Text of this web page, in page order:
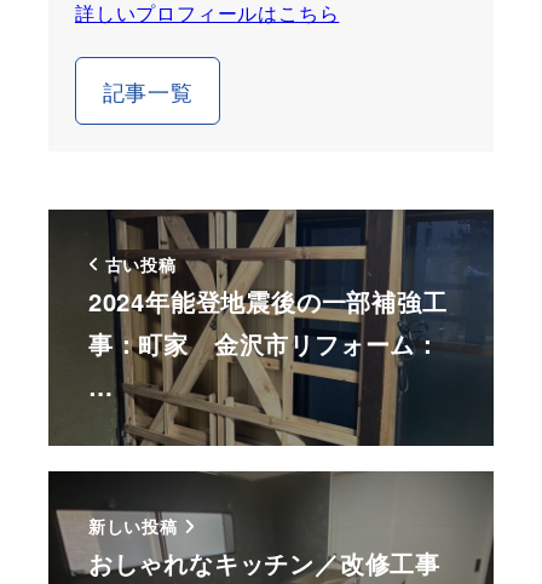
詳しいプロフィールはこちら
記事一覧
古い投稿
2024年能登地震後の一部補強工
事：町家 金沢市リフォーム：
…
新しい投稿
おしゃれなキッチン／改修工事